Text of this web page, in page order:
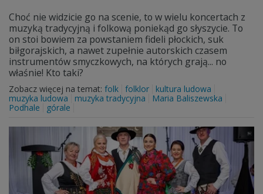
Choć nie widzicie go na scenie, to w wielu koncertach z
muzyką tradycyjną i folkową poniekąd go słyszycie. To
on stoi bowiem za powstaniem fideli płockich, suk
biłgorajskich, a nawet zupełnie autorskich czasem
instrumentów smyczkowych, na których grają... no
właśnie! Kto taki?
Zobacz więcej na temat: folk folklor
kultura ludowa
muzyka ludowa
muzyka tradycyjna
Maria Baliszewska
Podhale
górale